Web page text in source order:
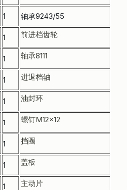
1 轴承9243/55
1 前进档齿轮
1 轴承8111
1 进退档轴
1 油封环
1 螺钉M12×12
1 挡圈
1 盖板
1 主动片